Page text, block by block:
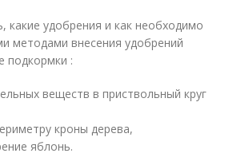
какие удобрения и как необходимо
методами внесения удобрений
подкормки :
веществ в приствольный круг
кроны дерева,
яблонь.